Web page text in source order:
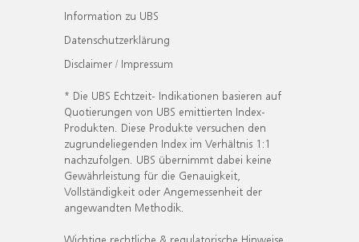
Information zu UBS
Datenschutzerklärung
Disclaimer / Impressum
* Die UBS Echtzeit- Indikationen basieren auf
Quotierungen von UBS emittierten Index-
Produkten. Diese Produkte versuchen den
zugrundeliegenden Index im Verhältnis 1:1
nachzufolgen. UBS übernimmt dabei keine
Gewährleistung für die Genauigkeit,
Vollständigkeit oder Angemessenheit der
angewandten Methodik.